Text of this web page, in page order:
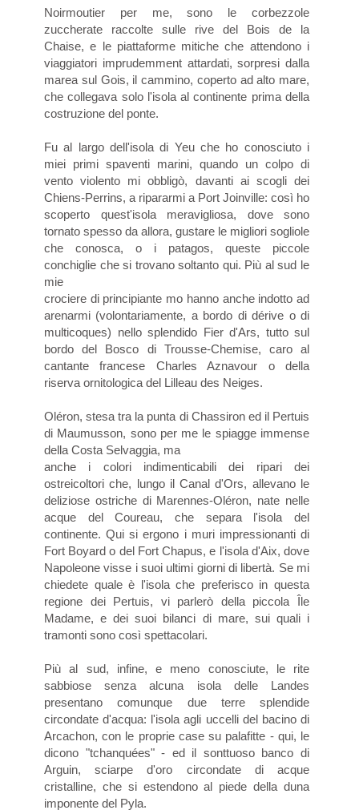
Noirmoutier per me, sono le corbezzole
zuccherate raccolte sulle rive del Bois de la
Chaise, e le piattaforme mitiche che attendono i
viaggiatori imprudemment attardati, sorpresi dalla
marea sul Gois, il cammino, coperto ad alto mare,
che collegava solo l'isola al continente prima della
costruzione del ponte.
Fu al largo dell'isola di Yeu che ho conosciuto i
miei primi spaventi marini, quando un colpo di
vento violento mi obbligò, davanti ai scogli dei
Chiens-Perrins, a ripararmi a Port Joinville: così ho
scoperto quest'isola meravigliosa, dove sono
tornato spesso da allora, gustare le migliori sogliole
che conosca, o i patagos, queste piccole
conchiglie che si trovano soltanto qui. Più al sud le
mie
crociere di principiante mo hanno anche indotto ad
arenarmi (volontariamente, a bordo di dérive o di
multicoques) nello splendido Fier d'Ars, tutto sul
bordo del Bosco di Trousse-Chemise, caro al
cantante francese Charles Aznavour o della
riserva ornitologica del Lilleau des Neiges.
Oléron, stesa tra la punta di Chassiron ed il Pertuis
di Maumusson, sono per me le spiagge immense
della Costa Selvaggia, ma
anche i colori indimenticabili dei ripari dei
ostreicoltori che, lungo il Canal d'Ors, allevano le
deliziose ostriche di Marennes-Oléron, nate nelle
acque del Coureau, che separa l'isola del
continente. Qui si ergono i muri impressionanti di
Fort Boyard o del Fort Chapus, e l'isola d'Aix, dove
Napoleone visse i suoi ultimi giorni di libertà. Se mi
chiedete quale è l'isola che preferisco in questa
regione dei Pertuis, vi parlerò della piccola Île
Madame, e dei suoi bilanci di mare, sui quali i
tramonti sono così spettacolari.
Più al sud, infine, e meno conosciute, le rite
sabbiose senza alcuna isola delle Landes
presentano comunque due terre splendide
circondate d'acqua: l'isola agli uccelli del bacino di
Arcachon, con le proprie case su palafitte - qui, le
dicono "tchanquées" - ed il sonttuoso banco di
Arguin, sciarpe d'oro circondate di acque
cristalline, che si estendono al piede della duna
imponente del Pyla.